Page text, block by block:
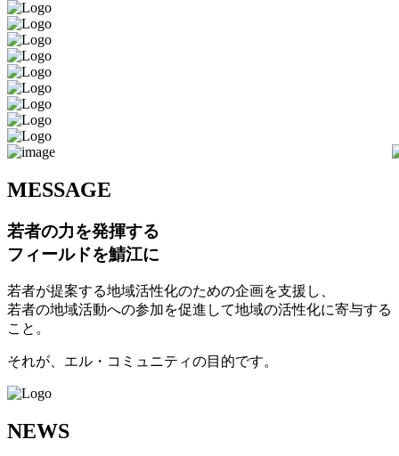
MESSAGE
若者の力を発揮する
フィールドを鯖江に
若者が提案する地域活性化のための企画を支援し、
若者の地域活動への参加を促進して地域の活性化に寄与する
こと。
それが、エル・コミュニティの目的です。
NEWS